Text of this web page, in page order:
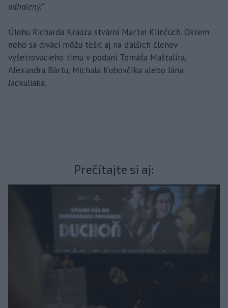
odhalený.“
Úlohu Richarda Krauza stvárni Martin Klinčúch. Okrem
neho sa diváci môžu tešiť aj na ďalších členov
vyšetrovacieho tímu v podaní Tomáša Maštalíra,
Alexandra Bártu, Michala Kubovčíka alebo Jána
Jackuliaka.
Prečítajte si aj: